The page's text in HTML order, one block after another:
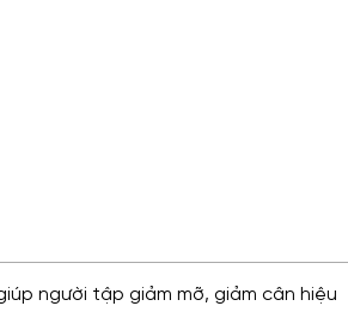
người tập giảm mỡ, giảm cân hiệu